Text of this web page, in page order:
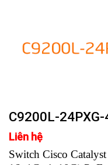
C9200L-
Liên hệ
Switch Cisco